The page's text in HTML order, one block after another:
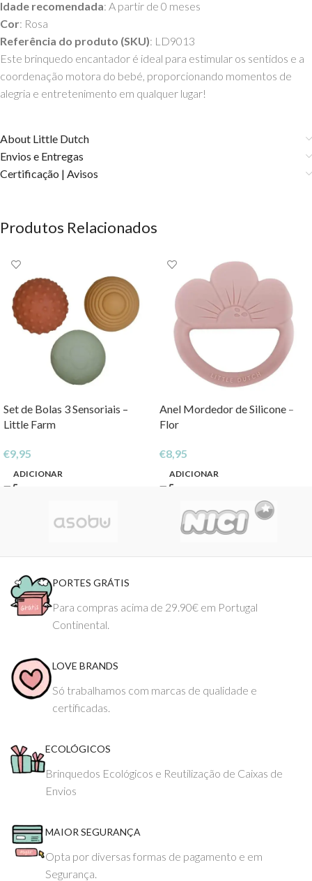
Idade recomendada: A partir de 0 meses
Cor: Rosa
Referência do produto (SKU): LD9013
Este brinquedo encantador é ideal para estimular os sentidos e a
coordenação motora do bebé, proporcionando momentos de
alegria e entretenimento em qualquer lugar!
About Little Dutch
Envios e Entregas
Certificação | Avisos
Produtos Relacionados
Set de Bolas 3 Sensoriais –
Little Farm
€9,95
ADICIONAR
Anel Mordedor de Silicone –
Flor
€8,95
ADICIONAR
PORTES GRÁTIS
Para compras acima de 29.90€ em Portugal
Continental.
LOVE BRANDS
Só trabalhamos com marcas de qualidade e
certificadas.
ECOLÓGICOS
Brinquedos Ecológicos e Reutilização de Caixas de
Envios
MAIOR SEGURANÇA
Opta por diversas formas de pagamento e em
Segurança.